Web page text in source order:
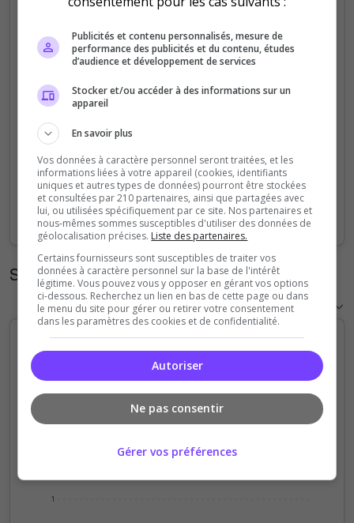
0
1
3
4
Sep Oct Nov Dec Jan Feb Mar Apr May Jun Jul Aug
Statistiques horaires
1
3
5
Publicités et contenu personnalisés, mesure de
performance des publicités et du contenu, études
d’audience et développement de services
Stocker et/ou accéder à des informations sur un
appareil
En savoir plus
Vos données à caractère personnel seront traitées, et les
informations liées à votre appareil (cookies, identifiants
uniques et autres types de données) pourront être stockées
et consultées par 210 partenaires, ainsi que partagées avec
lui, ou utilisées spécifiquement par ce site. Nos partenaires et
nous-mêmes sommes susceptibles d'utiliser des données de
géolocalisation précises. Liste des partenaires.
Certains fournisseurs sont susceptibles de traiter vos
données à caractère personnel sur la base de l'intérêt
légitime. Vous pouvez vous y opposer en gérant vos options
ci-dessous. Recherchez un lien en bas de cette page ou dans
le menu du site pour gérer ou retirer votre consentement
dans les paramètres des cookies et de confidentialité.
Autoriser
Ne pas consentir
Gérer vos préférences